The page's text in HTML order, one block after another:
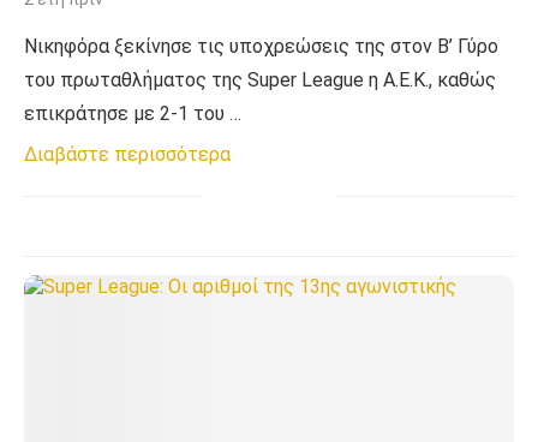
Νικηφόρα ξεκίνησε τις υποχρεώσεις της στον Β’ Γύρο
του πρωταθλήματος της Super League η Α.Ε.Κ., καθώς
επικράτησε με 2-1 του …
Διαβάστε περισσότερα